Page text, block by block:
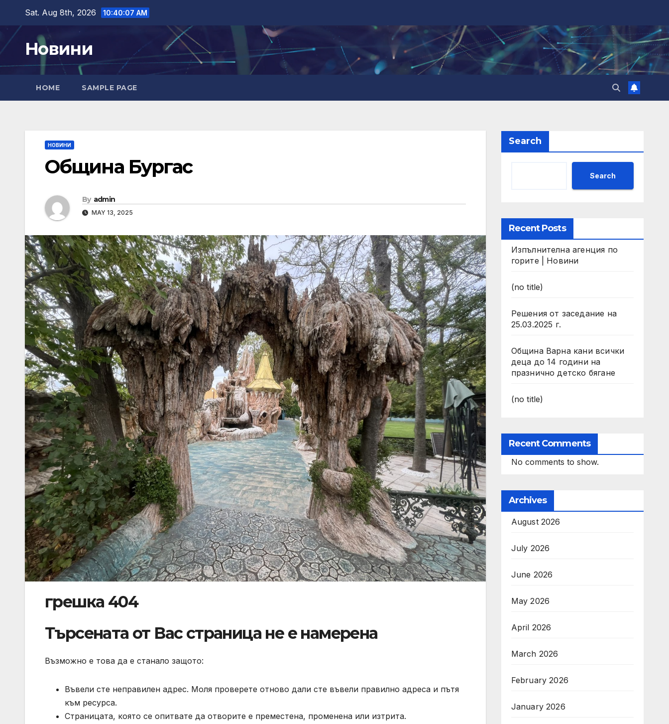
content
Sat. Aug 8th, 2026 10:40:08 AM
Новини
HOME SAMPLE PAGE
НОВИНИ
Община Бургас
By admin
MAY 13, 2025
грешка 404
Търсената от Вас страница не е намерена
Възможно е това да е станало защото:
Въвели сте неправилен адрес. Моля проверете отново дали сте въвели правилно адреса и пътя
към ресурса.
Страницата, която се опитвате да отворите е преместена, променена или изтрита.
Search
Search
Recent Posts
Изпълнителна агенция по
горите | Новини
(no title)
Решения от заседание на
25.03.2025 г.
Община Варна кани всички
деца до 14 години на
празнично детско бягане
(no title)
Recent Comments
No comments to show.
Archives
August 2026
July 2026
June 2026
May 2026
April 2026
March 2026
February 2026
January 2026